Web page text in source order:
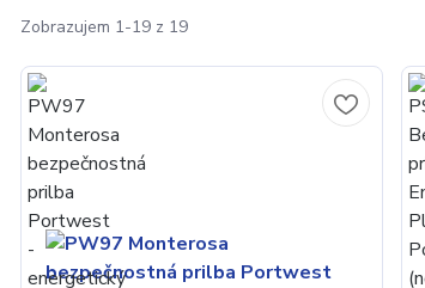
Zobrazujem 1-19 z 19